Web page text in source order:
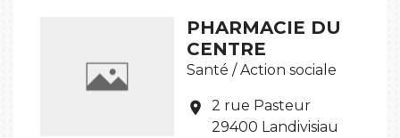
PHARMACIE DU
CENTRE
Santé / Action sociale
location_on
2 rue Pasteur
29400 Landivisiau